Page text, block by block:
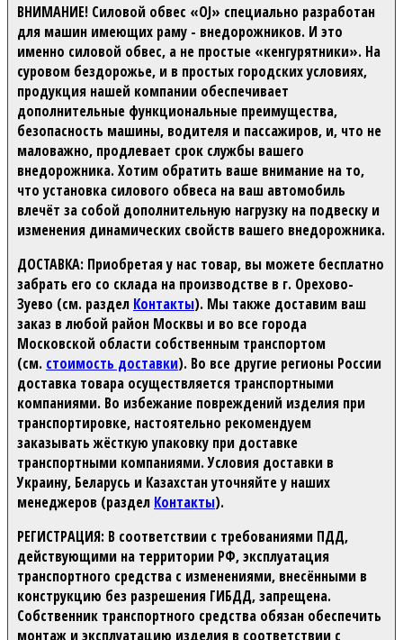
ВНИМАНИЕ! Силовой обвес «OJ» специально разработан
для машин имеющих раму - внедорожников. И это
именно силовой обвес, а не простые «кенгурятники». На
суровом бездорожье, и в простых городских условиях,
продукция нашей компании обеспечивает
дополнительные функциональные преимущества,
безопасность машины, водителя и пассажиров, и, что не
маловажно, продлевает срок службы вашего
внедорожника. Хотим обратить ваше внимание на то,
что установка силового обвеса на ваш автомобиль
влечёт за собой дополнительную нагрузку на подвеску и
изменения динамических свойств вашего внедорожника.
ДОСТАВКА: Приобретая у нас товар, вы можете бесплатно
забрать его со склада на производстве в г. Орехово-
Зуево (см. раздел Контакты). Мы также доставим ваш
заказ в любой район Москвы и во все города
Московской области собственным транспортом
(см. стоимость доставки). Во все другие регионы России
доставка товара осуществляется транспортными
компаниями. Во избежание повреждений изделия при
транспортировке, настоятельно рекомендуем
заказывать жёсткую упаковку при доставке
транспортными компаниями. Условия доставки в
Украину, Беларусь и Казахстан уточняйте у наших
менеджеров (раздел Контакты).
РЕГИСТРАЦИЯ: В соответствии с требованиями ПДД,
действующими на территории РФ, эксплуатация
транспортного средства с изменениями, внесёнными в
конструкцию без разрешения ГИБДД, запрещена.
Собственник транспортного средства обязан обеспечить
монтаж и эксплуатацию изделия в соответствии с